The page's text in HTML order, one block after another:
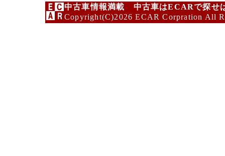
中古車情報満載 中古車はECARで探せ
Copyright(C)2026 ECAR Corpration All